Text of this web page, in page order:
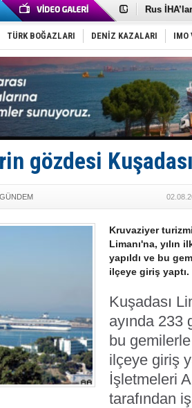
Rus
Tatil
Rusya,
Enejota
Denizcilik
‘14.
Taksi
TÜRKLİM
SOCAR da
Dünyanın
TÜRK BOĞAZLARI DENİZ KAZALARI IMO
gözdesi
GÜNDEM
Kruvaziyer
Limanı'na, yılın
yapıldı ve bu
ilçeye giriş yaptı.
Kuşadası
ayında 233
bu
ilçeye giriş
İşletmeleri
tarafından